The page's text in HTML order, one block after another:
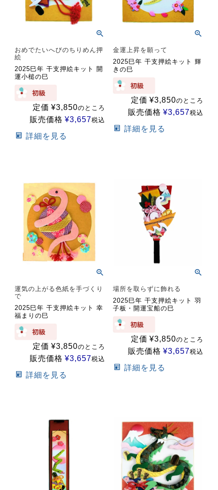
おめでたいへびのちりめん押
絵
2025巳年 干支押絵キット 開
運小槌の巳
定価 ¥3,850のところ
販売価格 ¥3,657税込
詳細を見る
金運上昇を願って
2025巳年 干支押絵キット 輝
きの巳
定価 ¥3,850のところ
販売価格 ¥3,657税込
詳細を見る
運気の上がる色紙を手づくり
で
2025巳年 干支押絵キット 幸
福まりの巳
定価 ¥3,850のところ
販売価格 ¥3,657税込
詳細を見る
場所を取らずに飾れる
2025巳年 干支押絵キット 羽
子板・開運宝船の巳
定価 ¥3,850のところ
販売価格 ¥3,657税込
詳細を見る